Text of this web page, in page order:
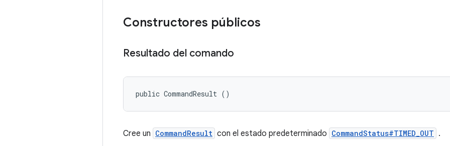
Constructores públicos
Resultado del comando
public CommandResult ()
Cree un CommandResult con el estado predeterminado CommandStatus#TIMED_OUT .